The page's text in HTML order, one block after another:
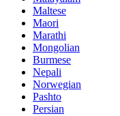
Maltese
Maori
Marathi
Mongolian
Burmese
Nepali
Norwegian
Pashto
Persian